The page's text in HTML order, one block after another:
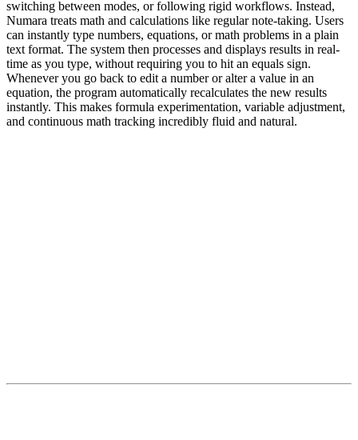
switching between modes, or following rigid workflows. Instead,
Numara treats math and calculations like regular note-taking. Users
can instantly type numbers, equations, or math problems in a plain
text format. The system then processes and displays results in real-
time as you type, without requiring you to hit an equals sign.
Whenever you go back to edit a number or alter a value in an
equation, the program automatically recalculates the new results
instantly. This makes formula experimentation, variable adjustment,
and continuous math tracking incredibly fluid and natural.